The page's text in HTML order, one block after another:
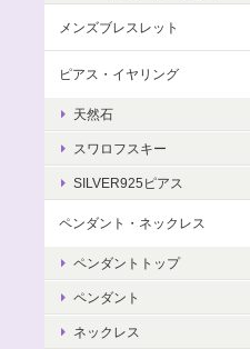
メンズブレスレット
ピアス・イヤリング
天然石
スワロフスキー
SILVER925ピアス
ペンダント・ネックレス
ペンダントトップ
ペンダント
ネックレス